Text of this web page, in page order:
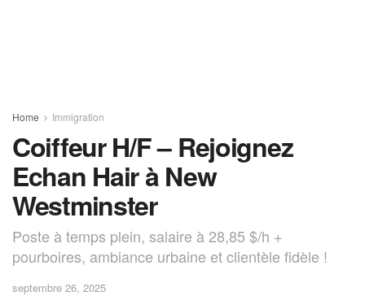
Home Immigration
Coiffeur H/F – Rejoignez
Echan Hair à New
Westminster
Poste à temps plein, salaire à 28,85 $/h +
pourboires, ambiance urbaine et clientèle fidèle !
septembre 26, 2025